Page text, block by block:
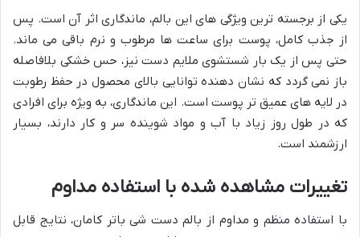
یکی از برجسته ترین ویژگی های این بالم، ماندگاری اثر آن است. پس
از جذب کامل، پوست برای ساعت ها مرطوب و نرم باقی می ماند.
حتی پس از یک بار شستشوی ملایم دست نیز، حس خشکی بلافاصله
باز نمی گردد که نشان دهنده توانایی بالای محصول در حفظ رطوبت
در لایه های عمیق تر پوست است. این ماندگاری، به ویژه برای افرادی
که در طول روز زیاد با آب و مواد شوینده سر و کار دارند، بسیار
ارزشمند است.
تغییرات مشاهده شده با استفاده مداوم
با استفاده منظم و مداوم از بالم دست شی باتر کامان، نتایج قابل